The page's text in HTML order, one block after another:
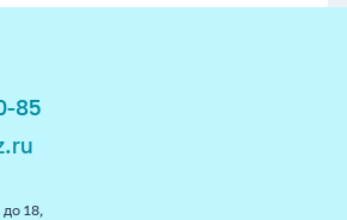
85
18,